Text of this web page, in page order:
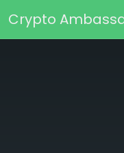
Crypto